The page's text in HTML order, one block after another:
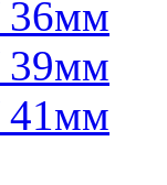
36мм
39мм
41мм